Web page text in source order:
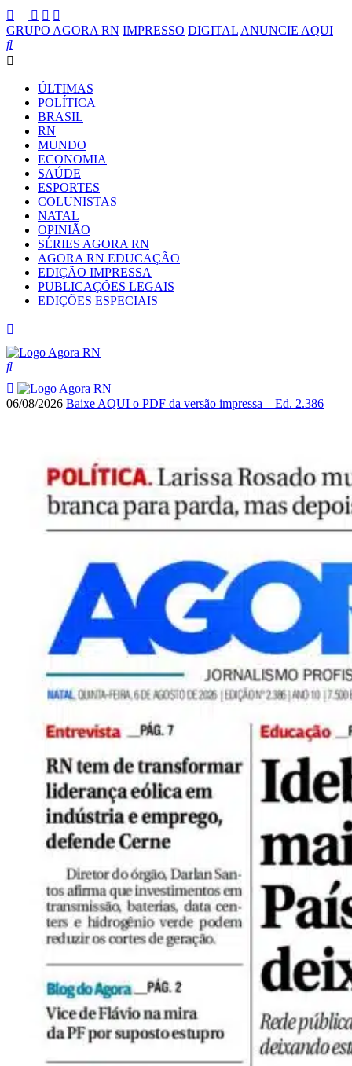
GRUPO AGORA RN IMPRESSO DIGITAL ANUNCIE AQUI
ÚLTIMAS
POLÍTICA
BRASIL
RN
MUNDO
ECONOMIA
SAÚDE
ESPORTES
COLUNISTAS
NATAL
OPINIÃO
SÉRIES AGORA RN
AGORA RN EDUCAÇÃO
EDIÇÃO IMPRESSA
PUBLICAÇÕES LEGAIS
EDIÇÕES ESPECIAIS
06/08/2026 Baixe AQUI o PDF da versão impressa – Ed. 2.386